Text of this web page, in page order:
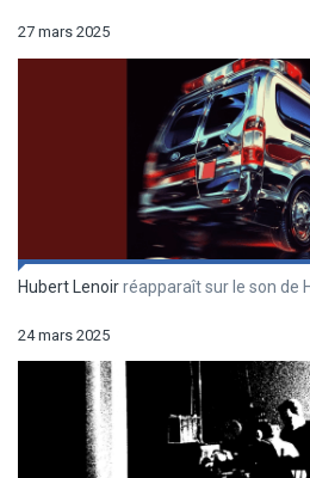
27 mars 2025
Hubert Lenoirréapparaît sur le son de
24 mars 2025